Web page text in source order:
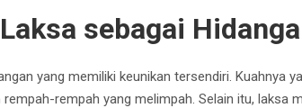
sebagai
yang memiliki keunikan tersendiri. Kuahnya
rempah yang melimpah. Selain itu, laksa